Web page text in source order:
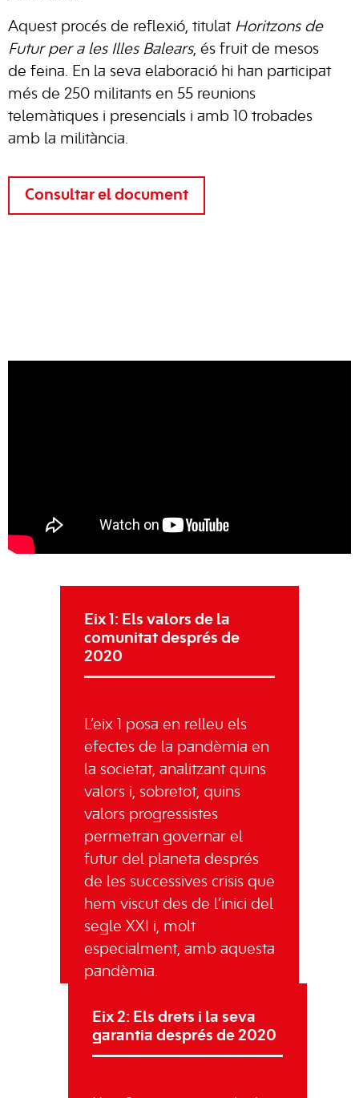
Aquest procés de reflexió, titulat Horitzons de
Futur per a les Illes Balears, és fruit de mesos
de feina. En la seva elaboració hi han participat
més de 250 militants en 55 reunions
telemàtiques i presencials i amb 10 trobades
amb la militància.
Consultar el document
Eix 1: Els valors de la
comunitat després de
2020
L’eix 1 posa en relleu els
efectes de la pandèmia en
la societat, analitzant quins
valors i, sobretot, quins
valors progressistes
permetran governar el
futur del planeta després
de les successives crisis que
hem viscut des de l’inici del
segle XXI i, molt
especialment, amb aquesta
pandèmia.
Eix 2: Els drets i la seva
garantia després de 2020